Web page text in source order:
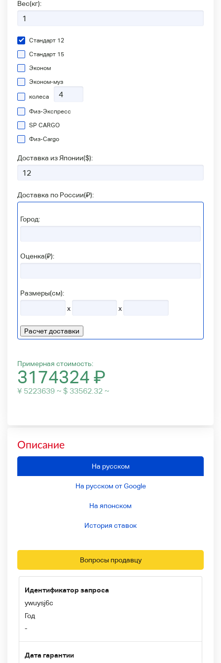
Вес(кг):
Стандарт 12
Стандарт 15
Эконом
Эконом-муз
колеса
Физ-Экспресс
SP CARGO
Физ-Сargo
Доставка из Японии($):
Доставка по России(₽):
Город:
Оценка(₽):
Размеры(см):
x
x
Расчет доставки
Примерная стоимость:
3174324 ₽
¥ 5223639 ~ $ 33562.32 ~
Описание
На русском
На русском от Google
На японском
История ставок
Вопросы продавцу
Идентификатор запроса
ywuysj6c
Год
-
Дата гарантии